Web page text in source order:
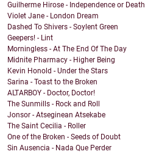
Guilherme Hirose - Independence or Death
Violet Jane - London Dream
Dashed To Shivers - Soylent Green
Geepers! - Lint
Morningless - At The End Of The Day
Midnite Pharmacy - Higher Being
Kevin Honold - Under the Stars
Sarina - Toast to the Broken
ALTARBOY - Doctor, Doctor!
The Sunmills - Rock and Roll
Jonsor - Atseginean Atsekabe
The Saint Cecilia - Roller
One of the Broken - Seeds of Doubt
Sin Ausencia - Nada Que Perder